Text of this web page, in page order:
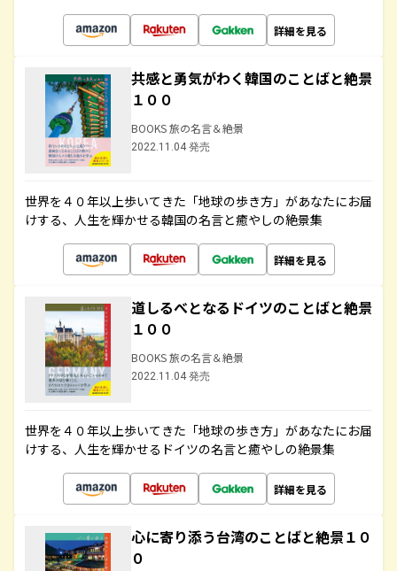
詳細を見る
共感と勇気がわく韓国のことばと絶景
１００
BOOKS 旅の名言＆絶景
2022.11.04 発売
世界を４０年以上歩いてきた「地球の歩き方」があなたにお届
けする、人生を輝かせる韓国の名言と癒やしの絶景集
詳細を見る
道しるべとなるドイツのことばと絶景
１００
BOOKS 旅の名言＆絶景
2022.11.04 発売
世界を４０年以上歩いてきた「地球の歩き方」があなたにお届
けする、人生を輝かせるドイツの名言と癒やしの絶景集
詳細を見る
心に寄り添う台湾のことばと絶景１０
０